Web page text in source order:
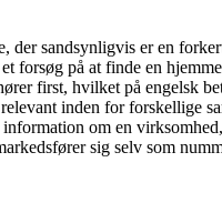
der sandsynligvis er en
forsøg på at finde en
first, hvilket på engelsk
inden for forskellige
om en
sig selv som